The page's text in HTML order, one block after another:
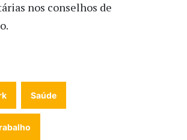
nos conselhos de
Saúde